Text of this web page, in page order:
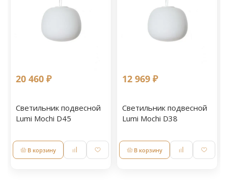
20 460 ₽
Светильник подвесной
Lumi Mochi D45
В корзину
12 969 ₽
Светильник подвесной
Lumi Mochi D38
В корзину